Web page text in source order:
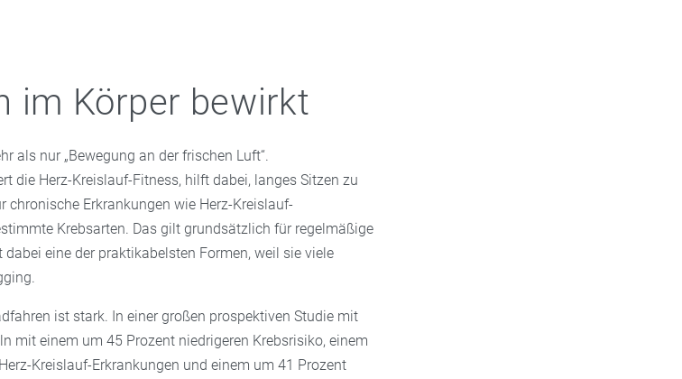
im Körper bewirkt
als nur „Bewegung an der frischen Luft“.
die Herz-Kreislauf-Fitness, hilft dabei, langes Sitzen zu
chronische Erkrankungen wie Herz-Kreislauf-
Krebsarten. Das gilt grundsätzlich für regelmäßige
eine der praktikabelsten Formen, weil sie viele
ist stark. In einer großen prospektiven Studie mit
mit einem um 45 Prozent niedrigeren Krebsrisiko, einem
Kreislauf-Erkrankungen und einem um 41 Prozent